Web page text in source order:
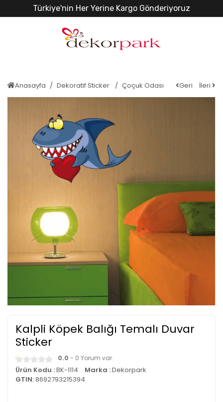
Türkiye'nin Her Yerine Kargo Gönderiyoruz
Anasayfa Dekoratif Sticker Çoçuk Odası Geri İleri
Kalpli Köpek Balığı Temalı Duvar
Sticker
0.0 - 0 Yorum var.
Ürün Kodu :BK-1114 Marka :Dekorpark
GTIN:8692793215394